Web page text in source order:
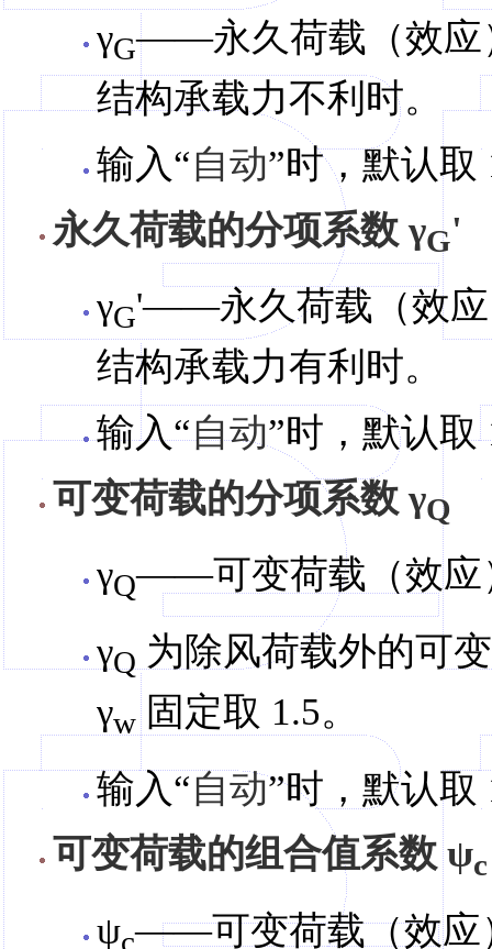
γG——永久荷载（效应
结构承载力不利时。
输入“自动”时，默认取
永久荷载的分项系数 γG'
γG'——永久荷载（效应
结构承载力有利时。
输入“自动”时，默认取
可变荷载的分项系数 γQ
γQ——可变荷载（效应
γQ 为除风荷载外的可
γw固定取 1.5。
输入“自动”时，默认取
可变荷载的组合值系数 ψc
ψc——可变荷载（效应